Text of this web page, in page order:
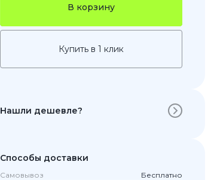
В корзину
Купить в 1 клик
Нашли дешевле?
Способы доставки
Самовывоз
Бесплатно